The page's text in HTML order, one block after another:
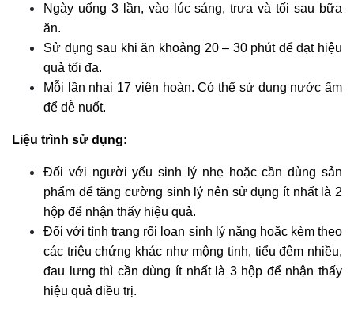
Ngày uống 3 lần, vào lúc sáng, trưa và tối sau bữa
ăn.
Sử dụng sau khi ăn khoảng 20 – 30 phút để đạt hiệu
quả tối đa.
Mỗi lần nhai 17 viên hoàn. Có thể sử dụng nước ấm
để dễ nuốt.
Liệu trình sử dụng:
Đối với người yếu sinh lý nhẹ hoặc cần dùng sản
phẩm để tăng cường sinh lý nên sử dụng ít nhất là 2
hộp để nhận thấy hiệu quả.
Đối với tình trạng rối loạn sinh lý nặng hoặc kèm theo
các triệu chứng khác như mộng tinh, tiểu đêm nhiều,
đau lưng thì cần dùng ít nhất là 3 hộp để nhận thấy
hiệu quả điều trị.